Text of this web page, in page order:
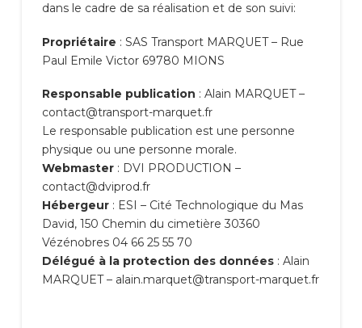
dans le cadre de sa réalisation et de son suivi:
Propriétaire : SAS Transport MARQUET – Rue
Paul Emile Victor 69780 MIONS
Responsable publication : Alain MARQUET –
contact@transport-marquet.fr
Le responsable publication est une personne
physique ou une personne morale.
Webmaster: DVI PRODUCTION –
contact@dviprod.fr
Hébergeur: ESI – Cité Technologique du Mas
David, 150 Chemin du cimetière 30360
Vézénobres 04 66 25 55 70
Délégué à la protection des données: Alain
MARQUET – alain.marquet@transport-marquet.fr